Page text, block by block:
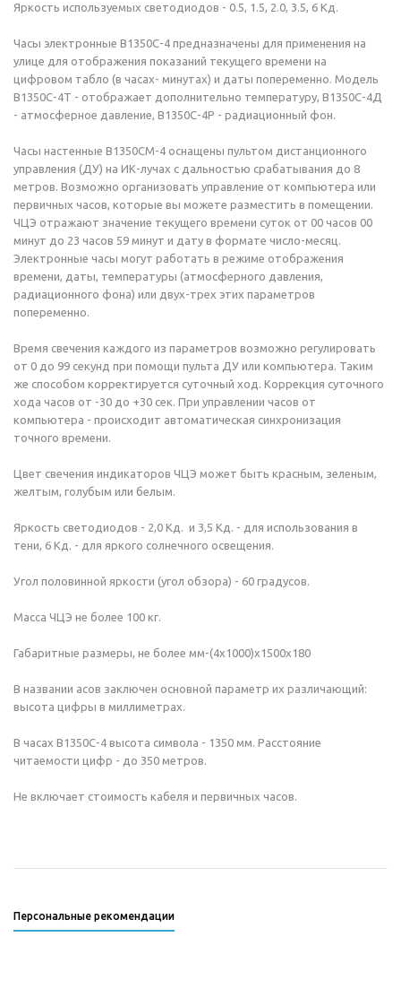
Яркость используемых светодиодов - 0.5, 1.5, 2.0, 3.5, 6 Кд.
Часы электронные В1350С-4 предназначены для применения на
улице для отображения показаний текущего времени на
цифровом табло (в часах- минутах) и даты попеременно. Модель
В1350С-4Т - отображает дополнительно температуру, В1350С-4Д
- атмосферное давление, В1350С-4Р - радиационный фон.
Часы настенные В1350СМ-4 оснащены пультом дистанционного
управления (ДУ) на ИК-лучах с дальностью срабатывания до 8
метров. Возможно организовать управление от компьютера или
первичных часов, которые вы можете разместить в помещении.
ЧЦЭ отражают значение текущего времени суток от 00 часов 00
минут до 23 часов 59 минут и дату в формате число-месяц.
Электронные часы могут работать в режиме отображения
времени, даты, температуры (атмосферного давления,
радиационного фона) или двух-трех этих параметров
попеременно.
Время свечения каждого из параметров возможно регулировать
от 0 до 99 секунд при помощи пульта ДУ или компьютера. Таким
же способом корректируется суточный ход. Коррекция суточного
хода часов от -30 до +30 сек. При управлении часов от
компьютера - происходит автоматическая синхронизация
точного времени.
Цвет свечения индикаторов ЧЦЭ может быть красным, зеленым,
желтым, голубым или белым.
Яркость светодиодов - 2,0 Кд. и 3,5 Кд. - для использования в
тени, 6 Кд. - для яркого солнечного освещения.
Угол половинной яркости (угол обзора) - 60 градусов.
Масса ЧЦЭ не более 100 кг.
Габаритные размеры, не более мм-(4х1000)x1500x180
В названии асов заключен основной параметр их различающий:
высота цифры в миллиметрах.
В часах В1350С-4 высота символа - 1350 мм. Расстояние
читаемости цифр - до 350 метров.
Не включает стоимость кабеля и первичных часов.
Персональные рекомендации